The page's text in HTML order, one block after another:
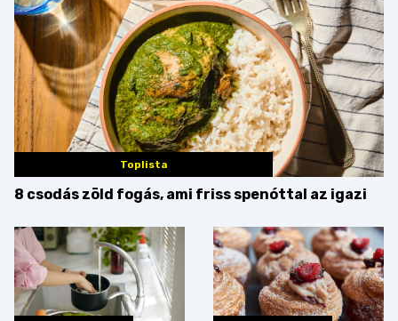
Toplista
8 csodás zöld fogás, ami friss spenóttal az igazi